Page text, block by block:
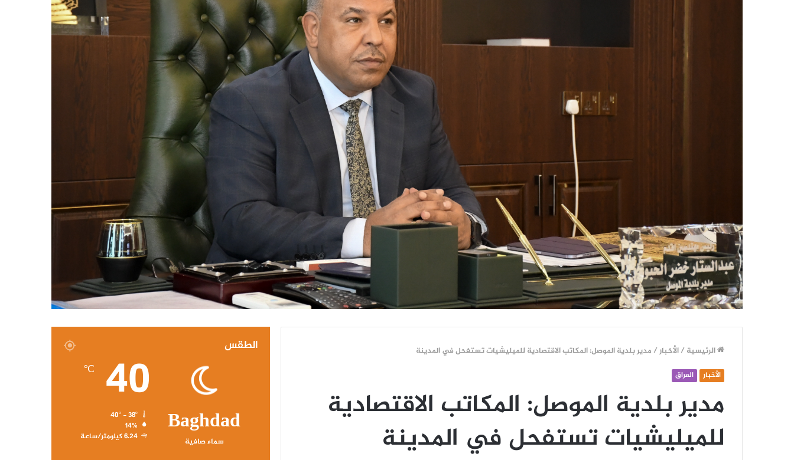
الرئيسية /الأخبار/ مدير بلدية الموصل: المكاتب الاقتصادية للميليشيات تستفحل في المدينة
الأخبار العراق
مدير بلدية الموصل: المكاتب الاقتصادية
للميليشيات تستفحل في المدينة
الطقس
Baghdad
سماء صافية
40
℃
14%
6.24 كيلومتر/ساعة